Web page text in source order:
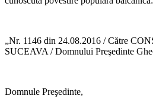
„Nr. 1146 din 24.08.2016 / Către
SUCEAVA / Domnului Preşedinte
Domnule Preşedinte,